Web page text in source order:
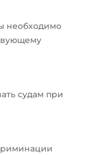
необходимо
судам при